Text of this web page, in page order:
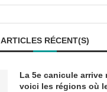
ARTICLES RÉCENT(S)
La 5e canicule arrive
voici les régions où